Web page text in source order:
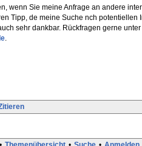
wenn Sie meine Anfrage an andere
Tipp, de meine Suche nch potentiellen
sehr dankbar. Rückfragen gerne